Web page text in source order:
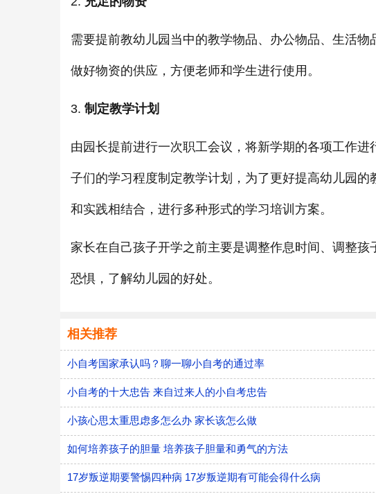
需要提前教幼儿园当中的教学物品、办公物品、生活
做好物资的供应，方便老师和学生进行使用。
3. 制定教学计划
由园长提前进行一次职工会议，将新学期的各项工作
子们的学习程度制定教学计划，为了更好提高幼儿园
和实践相结合，进行多种形式的学习培训方案。
家长在自己孩子开学之前主要是调整作息时间、调整
恐惧，了解幼儿园的好处。
相关推荐
小自考国家承认吗？聊一聊小自考的通过率
小自考的十大忠告 来自过来人的小自考忠告
小孩心思太重思虑多怎么办 家长该怎么做
如何培养孩子的胆量 培养孩子胆量和勇气的方法
17岁叛逆期要警惕四种病 17岁叛逆期有可能会得什么病